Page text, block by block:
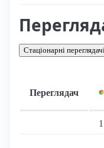
Стаціонарні
Переглядач
1